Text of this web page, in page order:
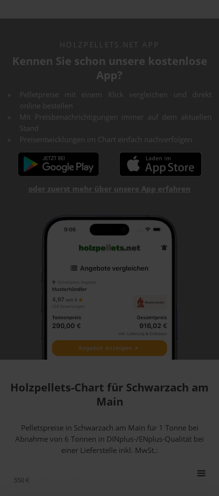
HOLZPELLETS.NET APP
Kennen Sie schon unsere kostenlose
App?
Pelletpreise mit einem Klick vergleichen und direkt
online bestellen
Mit Preisbenachrichtigungen immer auf dem aktuellen
Stand
Preisentwicklungen im Chart einfach nachverfolgen
oder zuerst mehr über unsere App erfahren
Holzpellets-Chart für Schwarzach am
Main
Pelletspreise in Schwarzach am Main für 1 Tonne bei
Abnahmevon 6 Tonnen in DINplus-/ENplus-Qualität bei
einer Lieferstelle inkl. MwSt.:
550 €